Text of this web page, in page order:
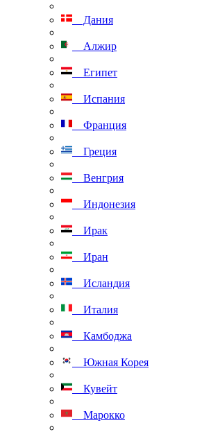
Дания
Алжир
Египет
Испания
Франция
Греция
Венгрия
Индонезия
Ирак
Иран
Исландия
Италия
Камбоджа
Южная Корея
Кувейт
Марокко